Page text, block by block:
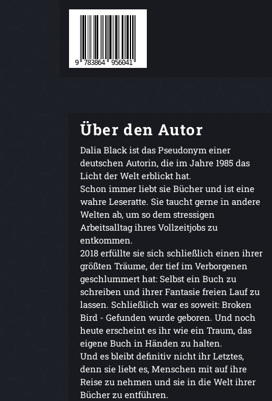
Über den Autor
Dalia Black ist das Pseudonym einer
deutschen Autorin, die im Jahre 1985 das
Licht der Welt erblickt hat.
Schon immer liebt sie Bücher und ist eine
wahre Leseratte. Sie taucht gerne in andere
Welten ab, um so dem stressigen
Arbeitsalltag ihres Vollzeitjobs zu
entkommen.
2018 erfüllte sie sich schließlich einen ihrer
größten Träume, der tief im Verborgenen
geschlummert hat: Selbst ein Buch zu
schreiben und ihrer Fantasie freien Lauf zu
lassen. Schließlich war es soweit: Broken
Bird - Gefunden wurde geboren. Und noch
heute erscheint es ihr wie ein Traum, das
eigene Buch in Händen zu halten.
Und es bleibt definitiv nicht ihr Letztes,
denn sie liebt es, Menschen mit auf ihre
Reise zu nehmen und sie in die Welt ihrer
Bücher zu entführen.